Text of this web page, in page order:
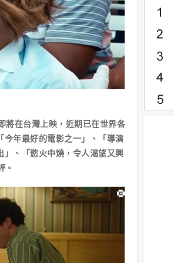
將在台灣上映，近期已在世界各
年最好的電影之一」、「導演
、「慾火中燒，令人渴望又興
。